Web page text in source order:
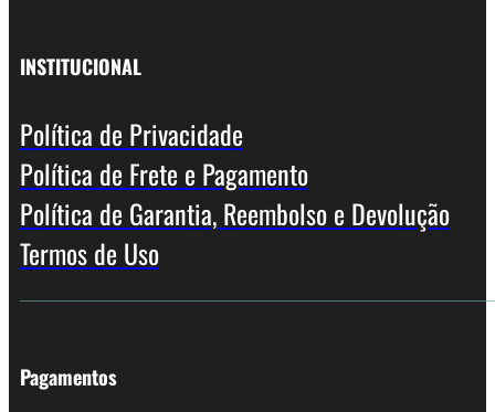
INSTITUCIONAL
Política de Privacidade
Política de Frete e Pagamento
Política de Garantia, Reembolso e Devolução
Termos de Uso
Pagamentos